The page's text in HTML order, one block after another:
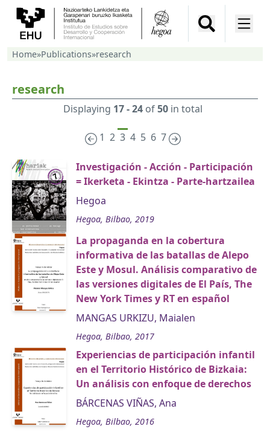
Home»Publications»research
research
Displaying 17 - 24of50in total
1 2 3 4 5 6 7
Investigación - Acción - Participación
= Ikerketa - Ekintza - Parte-hartzailea
Hegoa
Hegoa, Bilbao, 2019
La propaganda en la cobertura
informativa de las batallas de Alepo
Este y Mosul. Análisis comparativo de
las versiones digitales de El País, The
New York Times y RT en español
MANGAS URKIZU, Maialen
Hegoa, Bilbao, 2017
Experiencias de participación infantil
en el Territorio Histórico de Bizkaia:
Un análisis con enfoque de derechos
BÁRCENAS VIÑAS, Ana
Hegoa, Bilbao, 2016